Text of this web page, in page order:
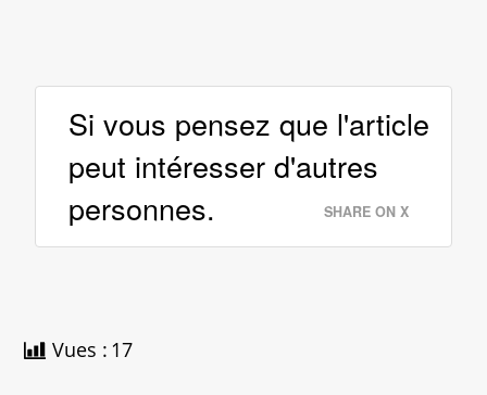
Si vous pensez que l'article
peut intéresser d'autres
personnes.
SHARE ON X
Vues : 17